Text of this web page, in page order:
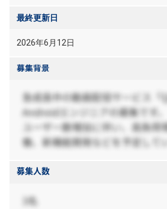
最終更新日
2026年6月12日